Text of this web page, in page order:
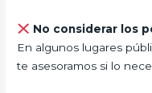
No considerar los
En algunos lugares
te asesoramos si lo